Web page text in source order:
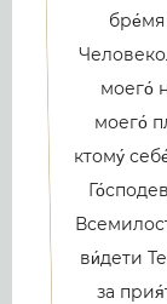
бре́мя
моего́
моего́
ктому́
ви́дети
за